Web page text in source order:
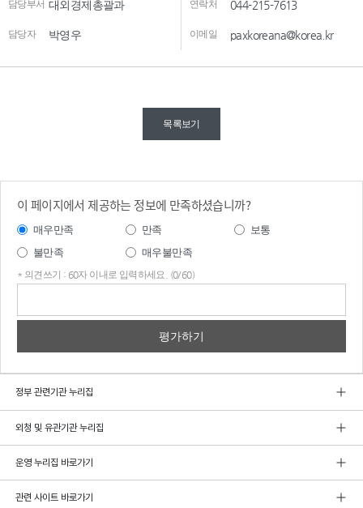
담당부서 대외경제총괄과 연락처 044-215-7613
담당자 박영우 이메일 paxkoreana@korea.kr
목록보기
이 페이지에서 제공하는 정보에 만족하셨습니까?
매우만족 만족
보통
불만족
매우불만족
* 의견쓰기 : 60자 이내로 입력하세요. (0/60)
정부 관련기관 누리집
외청 및 유관기관 누리집
운영 누리집 바로가기
관련 사이트 바로가기